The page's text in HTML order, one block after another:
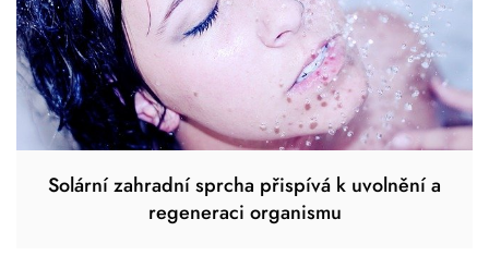
Solární zahradní sprcha přispívá k uvolnění a
regeneraci organismu